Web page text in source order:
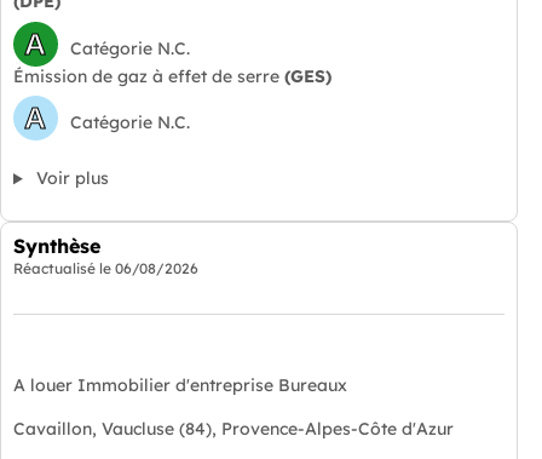
A
Catégorie N.C.
Émission de gaz à effet de serre (GES)
A Catégorie N.C.
Voir plus
Synthèse
Réactualisé le 06/08/2026
A louer Immobilier d'entreprise Bureaux
Cavaillon, Vaucluse (84), Provence-Alpes-Côte d'Azur